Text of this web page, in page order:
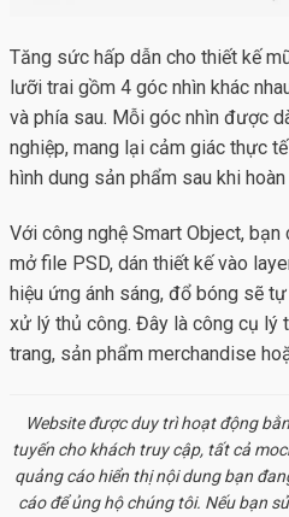
Tăng sức hấp dẫn cho thiết kế
lưỡi trai gồm 4 góc nhìn khác
và phía sau. Mỗi góc nhìn được
nghiệp, mang lại cảm giác thực
hình dung sản phẩm sau khi hoàn
Với công nghệ Smart Object,
mở file PSD, dán thiết kế vào
hiệu ứng ánh sáng, đổ bóng sẽ
xử lý thủ công. Đây là công cụ lý
trang, sản phẩm merchandise
Website được duy trì hoạt động
tuyến cho khách truy cập, tất cả
quảng cáo hiển thị nội dung bạn
cáo để ủng hộ chúng tôi. Nếu bạn